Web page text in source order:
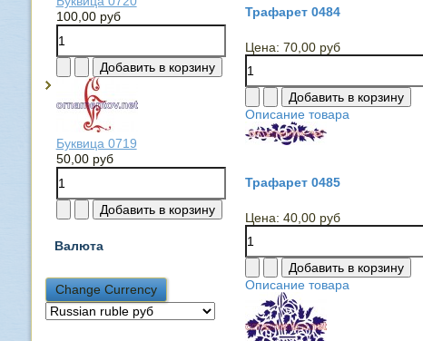
100,00 руб
Буквица 0719
50,00 руб
Валюта
Трафарет 0484
Цена: 70,00 руб
Описание товара
Трафарет 0485
Цена: 40,00 руб
Описание товара